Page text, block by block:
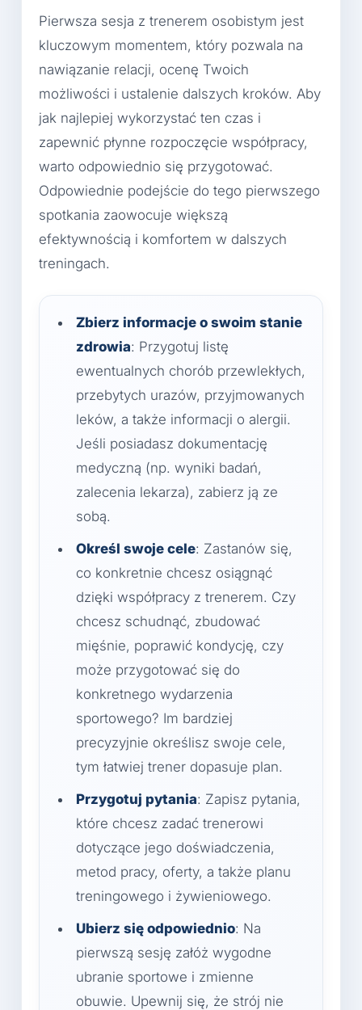
Pierwsza sesja z trenerem osobistym jest
kluczowym momentem, który pozwala na
nawiązanie relacji, ocenę Twoich
możliwości i ustalenie dalszych kroków. Aby
jak najlepiej wykorzystać ten czas i
zapewnić płynne rozpoczęcie współpracy,
warto odpowiednio się przygotować.
Odpowiednie podejście do tego pierwszego
spotkania zaowocuje większą
efektywnością i komfortem w dalszych
treningach.
Zbierz informacje o swoim stanie
zdrowia: Przygotuj listę
ewentualnych chorób przewlekłych,
przebytych urazów, przyjmowanych
leków, a także informacji o alergii.
Jeśli posiadasz dokumentację
medyczną (np. wyniki badań,
zalecenia lekarza), zabierz ją ze
sobą.
Określ swoje cele: Zastanów się,
co konkretnie chcesz osiągnąć
dzięki współpracy z trenerem. Czy
chcesz schudnąć, zbudować
mięśnie, poprawić kondycję, czy
może przygotować się do
konkretnego wydarzenia
sportowego? Im bardziej
precyzyjnie określisz swoje cele,
tym łatwiej trener dopasuje plan.
Przygotuj pytania: Zapisz pytania,
które chcesz zadać trenerowi
dotyczące jego doświadczenia,
metod pracy, oferty, a także planu
treningowego i żywieniowego.
Ubierz się odpowiednio: Na
pierwszą sesję załóż wygodne
ubranie sportowe i zmienne
obuwie. Upewnij się, że strój nie